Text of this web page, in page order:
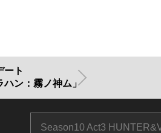
ート
ハン：霧ノ神ム」
Season10 Act3